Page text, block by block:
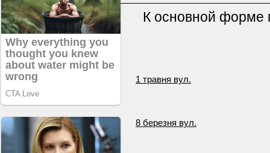
К основной форме
1 травня вул.
8 березня вул.